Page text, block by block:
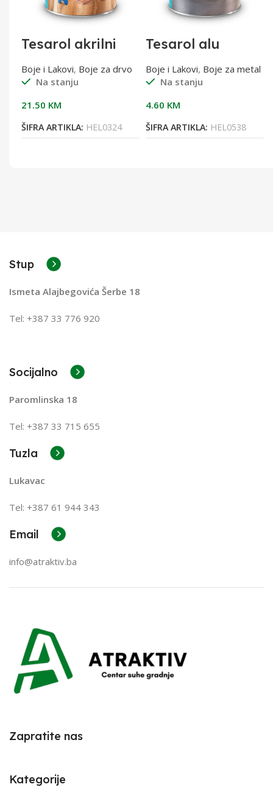
Tesarol akrilni
Boje i Lakovi, Boje za drvo
Na stanju
21.50 KM
ŠIFRA ARTIKLA: HEL0324
Tesarol alu
0,20L
Boje i Lakovi, Boje za metal
Na stanju
4.60 KM
ŠIFRA ARTIKLA: HEL0538
Stup
Ismeta Alajbegovića Šerbe 18
Tel: +387 33 776 920
Socijalno
Paromlinska 18
Tel: +387 33 715 655
Tuzla
Lukavac
Tel: +387 61 944 343
Email
info@atraktiv.ba
Zapratite nas
Kategorije